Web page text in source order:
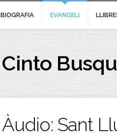
BIOGRAFIA EVANGELI
Cinto
Àudio: Sant